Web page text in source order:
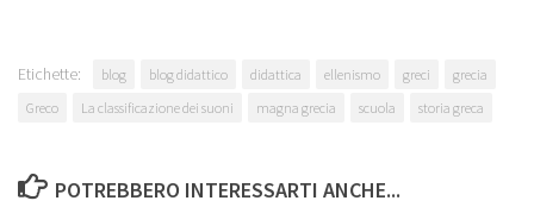
Etichette: blog blog didattico didattica ellenismo greci
grecia
Greco
La classificazione dei suoni magna grecia scuola storia greca
POTREBBERO INTERESSARTI ANCHE...